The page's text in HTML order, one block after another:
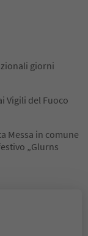
giorni
Vigili del Fuoco
Messa in comune
„Glurns